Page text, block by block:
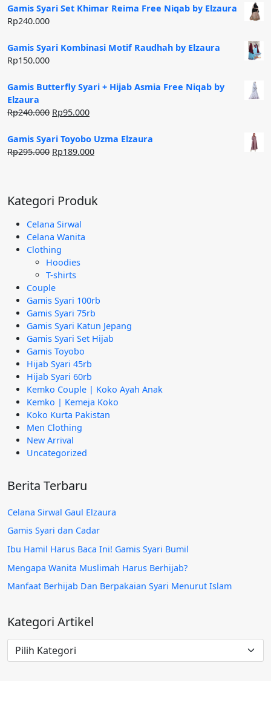
adalah:
ini
Gamis Syari Set Khimar Reima Free Niqab by Elzaura
Rp240.000
Gamis Syari Kombinasi Motif Raudhah by Elzaura
Rp150.000
Gamis Butterfly Syari + Hijab Asmia Free Niqab by
Elzaura
Rp240.000 Harga
adalah:
Rp240.000.
Rp95.000Harga
ini
adalah:
Gamis Syari Toyobo Uzma Elzaura
Rp295.000 Harga
Rp189.000Harga
Rp189.000.
Kategori Produk
Celana Sirwal
Celana Wanita
Clothing
Hoodies
T-shirts
Couple
Gamis Syari 100rb
Gamis Syari 75rb
Gamis Syari Katun Jepang
Gamis Syari Set Hijab
Gamis Toyobo
Hijab Syari 45rb
Hijab Syari 60rb
Kemko Couple | Koko Ayah Anak
Kemko | Kemeja Koko
Koko Kurta Pakistan
Men Clothing
New Arrival
Uncategorized
Berita Terbaru
Celana Sirwal Gaul Elzaura
Gamis Syari dan Cadar
Ibu Hamil Harus Baca Ini! Gamis Syari Bumil
Mengapa Wanita Muslimah Harus Berhijab?
Manfaat Berhijab Dan Berpakaian Syari Menurut Islam
Kategori Artikel
Kategori
Artikel